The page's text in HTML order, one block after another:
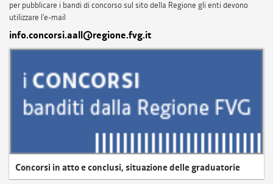
per pubblicare i bandi di concorso sul sito della Regione gli enti devono
utilizzare l'e-mail
info.concorsi.aall@regione.fvg.it
Concorsi in atto e conclusi, situazione delle graduatorie